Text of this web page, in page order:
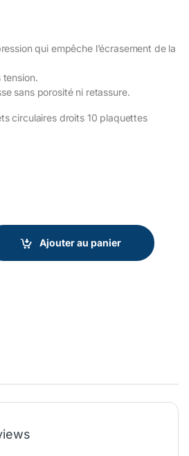
qui empêche l’écrasement de la
tension.
sans porosité ni retassure.
circulaires droits 10 plaquettes
droits Renfert quantity
Ajouter au panier